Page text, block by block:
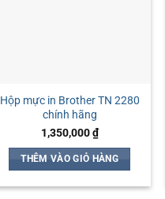
Hộp mực in Brother TN 2280
chính hãng
1,350,000₫
THÊM VÀO GIỎ HÀNG